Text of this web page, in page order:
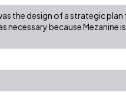
the design of a strategic
necessary because